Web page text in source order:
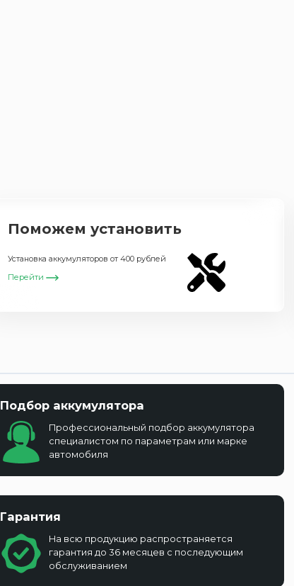
Поможем установить
Установка аккумуляторов от 400 рублей
Перейти
Подбор аккумулятора
Профессиональный подбор аккумулятора
специалистом по параметрам или марке
автомобиля
Гарантия
На всю продукцию распространяется
гарантия до 36 месяцев с последующим
обслуживанием